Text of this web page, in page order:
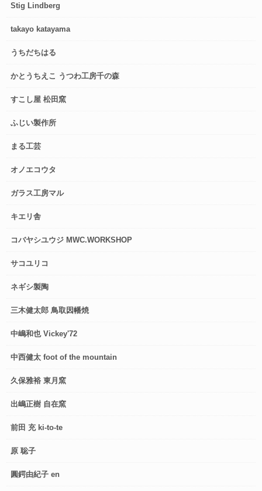
Stig Lindberg
takayo katayama
うちだちはる
かとうちえこ うつわ工房千の森
すこし屋 松田窯
ふじい製作所
まる工芸
オノエコウタ
ガラス工房マル
キエリ舎
コバヤシユウジ MWC.WORKSHOP
サコユリコ
ネギシ製陶
三木健太郎 鳥取因幡焼
中嶋和也 Vickey'72
中西健太 foot of the mountain
久保雅裕 東月窯
出嶋正樹 自在窯
前田 充 ki-to-te
原 聡子
圓鍔由紀子 en